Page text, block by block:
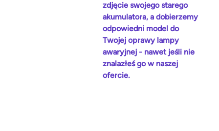
zdjęcie swojego starego
akumulatora, a dobierzemy
odpowiedni model do
Twojej oprawy lampy
awaryjnej - nawet jeśli nie
znalazłeś go w naszej
ofercie.